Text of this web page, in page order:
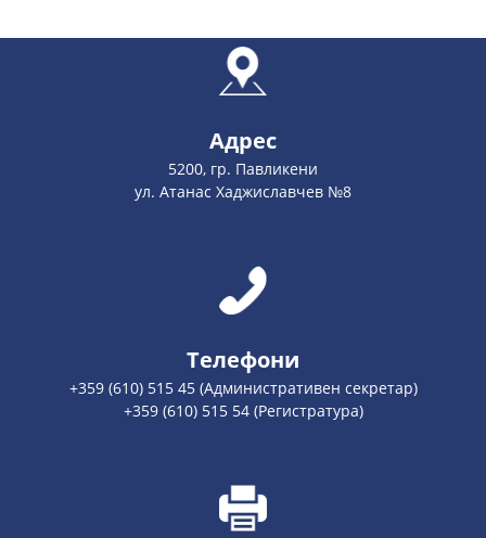
Адрес
5200, гр. Павликени
ул. Атанас Хаджиславчев №8
Телефони
+359 (610) 515 45 (Административен секретар)
+359 (610) 515 54 (Регистратура)